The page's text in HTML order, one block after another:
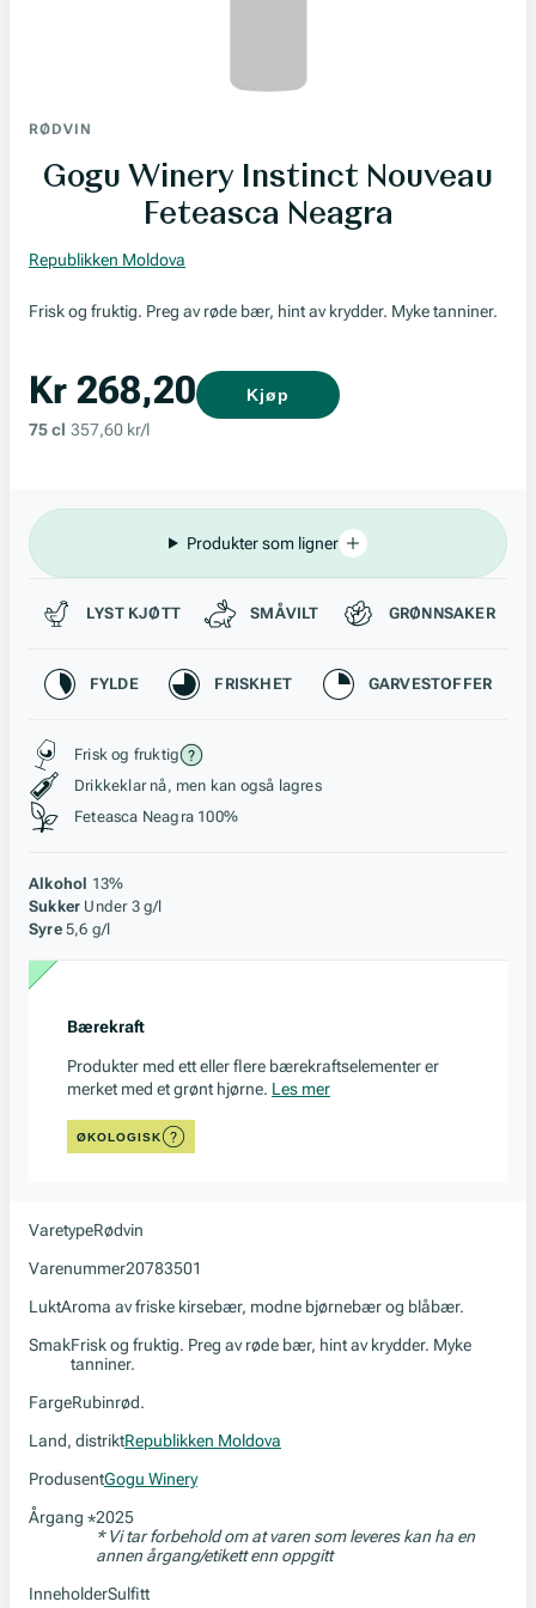
RØDVIN
Gogu Winery Instinct Nouveau
Feteasca Neagra
Republikken Moldova
Frisk og fruktig. Preg av røde bær, hint av krydder. Myke tanniner.
Kr 268,20
75 cl 357,60 kr/l
Kjøp
Produkter som ligner
Passer til
LYST KJØTT SMÅVILT GRØNNSAKER
Karakteristikk
FYLDE FRISKHET GARVESTOFFER
Stil, lagring og råstoff
Frisk og fruktig
Drikkeklar nå, men kan også lagres
Feteasca Neagra 100%
Alkohol 13%
Sukker Under 3 g/l
Syre 5,6 g/l
Bærekraft
Produkter med ett eller flere bærekraftselementer er
merket med et grønt hjørne. Les mer
ØKOLOGISK
VaretypeRødvin
Varenummer20783501
LuktAroma av friske kirsebær, modne bjørnebær og blåbær.
SmakFrisk og fruktig. Preg av røde bær, hint av krydder. Myke
tanniner.
FargeRubinrød.
Land, distriktRepublikken Moldova
ProdusentGogu Winery
Årgang *2025
* Vi tar forbehold om at varen som leveres kan ha en
annen årgang/etikett enn oppgitt
InneholderSulfitt